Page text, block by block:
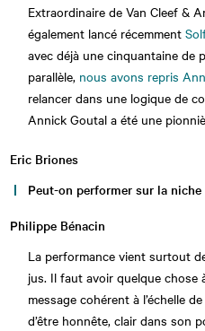
Extraordinaire de Van Cleef &
également lancé récemment
avec déjà une cinquantaine de
parallèle, nous avons repris
relancer dans une logique de
Annick Goutal a été une
Eric Briones
Peut-on performer sur la
Philippe Bénacin
La performance vient surtout
jus. Il faut avoir quelque chose
message cohérent à l’échelle
d’être honnête, clair dans son